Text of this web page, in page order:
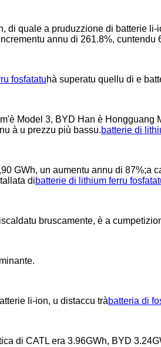
di quale a pruduzzione di batterie
annu di 261.8%, cuntendu
fosfatatuhà superatu quellu di e
Model 3, BYD Han è Hongguang
à u prezzu più bassu.batterie di
GWh, un aumentu annu di 87%;a
dibatterie di lithium ferru
bruscamente, è a
li-ion, u distaccu tràbatteria di
di CATL era 3.96GWh, BYD